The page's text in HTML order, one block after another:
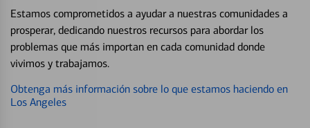
Estamos comprometidos a ayudar a nuestras comunidades a
prosperar, dedicando nuestros recursos para abordar los
problemas que más importan en cada comunidad donde
vivimos y trabajamos.
Obtenga más información sobre lo que estamos haciendo en
Los Angeles